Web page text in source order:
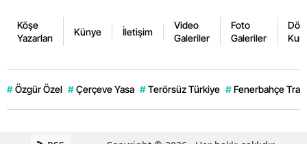
Köşe
Yazarları
Künye İletişim
Video
Galeriler
Foto
Galeriler
# Özgür Özel # Çerçeve Yasa # Terörsüz Türkiye # Fenerbahçe